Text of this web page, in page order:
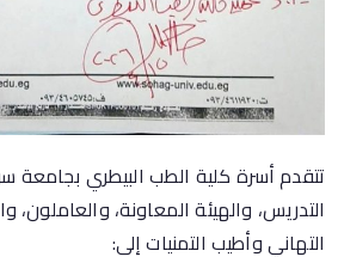
تتقدم أسرة كلية الطب البيطري بجامعة
التدريس، والهيئة المعاونة، والعاملون،
التهاني وأطيب التمنيات إلى: